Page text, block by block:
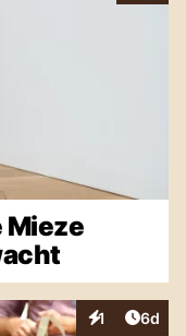
Mieze
1
Interaktionen
6d